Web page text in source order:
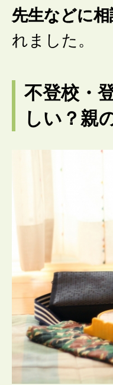
先生などに
れました。
不登校・
しい？親